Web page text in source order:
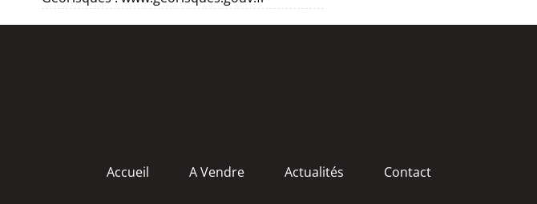
Accueil A Vendre Actualités Contact